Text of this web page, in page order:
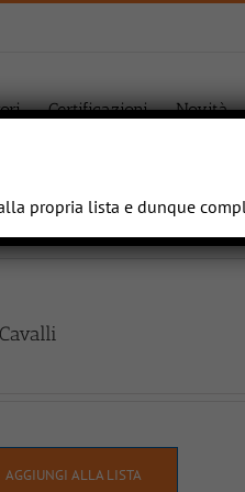
Certificazioni Novità
AGGIUNGI ALLA LISTA
propria lista e dunque